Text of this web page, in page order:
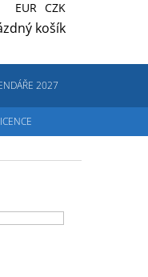
EUR CZK
košík
2027